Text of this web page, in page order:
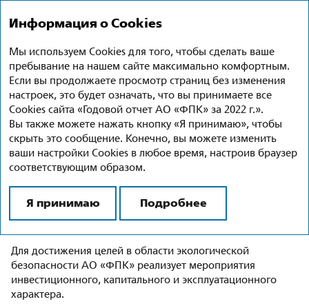
Управление воздействием
на окружающую среду
К числу приоритетов АО «ФПК» относятся защита
окружающей среды и минимизация негативного
воздействия деятельности Компании на окружающую
среду. АО «ФПК» соблюдает природоохранное
законодательство Российской Федерации, следует
Экологической стратегии материнской компании,
Стратегии развития АО «ФПК» на период до 2030 года
Для достижения целей в области экологической
безопасности АО «ФПК» реализует мероприятия
инвестиционного, капитального и эксплуатационного
характера.
Информация о Cookies
Мы используем Cookies для того, чтобы сделать ваше
пребывание на нашем сайте максимально комфортным.
Если вы продолжаете просмотр страниц без изменения
настроек, это будет означать, что вы принимаете все
Cookies сайта «Годовой отчет АО «ФПК» за 2022 г.».
Вы также можете нажать кнопку «Я принимаю», чтобы
скрыть это сообщение. Конечно, вы можете изменить
ваши настройки Cookies в любое время, настроив браузер
соответствующим образом.
Я принимаю Подробнее